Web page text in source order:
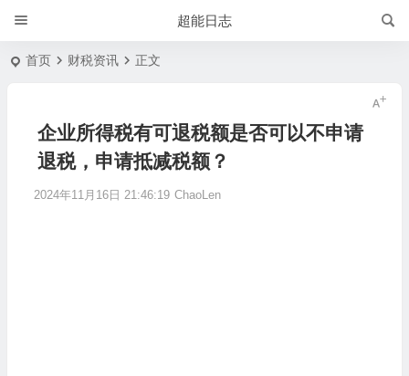
超能日志
首页 财税资讯 正文
企业所得税有可退税额是否可以不申请
退税，申请抵减税额？
2024年11月16日 21:46:19 ChaoLen